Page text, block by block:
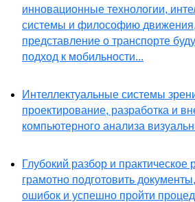
инновационные технологии,
системы и философию
представление о транспорте
подход к мобильности...
Интеллектуальные системы
проектирование, разработка и
компьютерного анализа
Глубокий разбор и практическое
грамотно подготовить
ошибок и успешно пройти